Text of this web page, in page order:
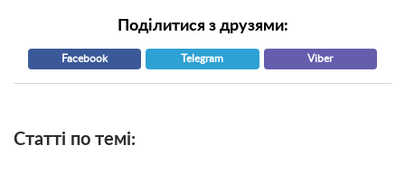
Поділитися з друзями:
Facebook Telegram Viber
Статті по темі: